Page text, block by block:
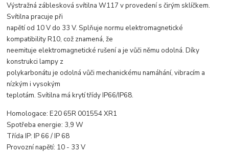
Výstražná záblesková svítilna W117 v provedení s čirým sklíčkem.
Svítilna pracuje při
napětí od 10 V do 33 V. Splňuje normu elektromagnetické
kompatibility R10, což znamená, že
neemituje elektromagnetické rušení a je vůči němu odolná. Díky
konstrukci lampy z
polykarbonátu je odolná vůči mechanickému namáhání, vibracím a
nízkým i vysokým
teplotám. Svítilna má krytí třídy IP66/IP68.
Homologace: E20 65R 001554 XR1
Spotřeba energie: 3,9 W
Třída IP: IP 66 / IP 68
Provozní napětí: 10 - 33 V